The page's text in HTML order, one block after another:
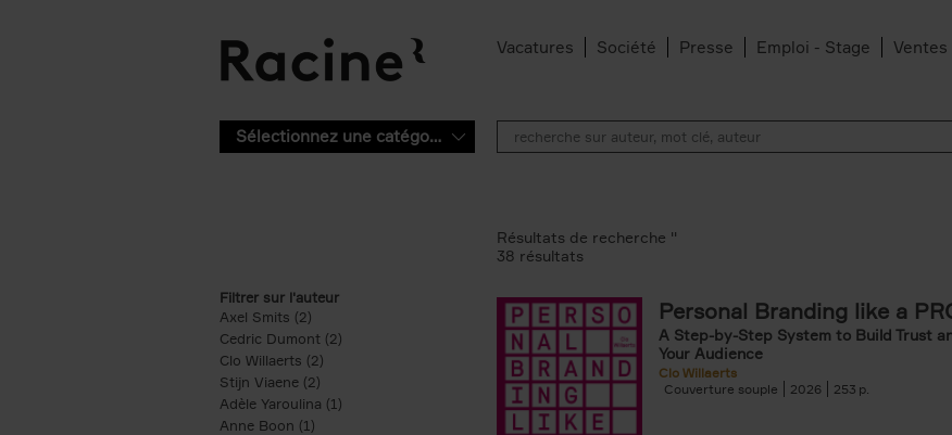
Vacatures Société Presse Emploi - Stage Ventes
Sélectionnez une catégorie
Filtrer sur l'auteur
Axel Smits (2)
Cedric Dumont (2) Apply Cedric Dumont filter
Clo Willaerts (2)
Stijn Viaene (2)
Adèle Yaroulina (1) Apply Adèle Yaroulina filter
Anne Boon (1)
Résultats de recherche ''
38 résultats
Personal Branding like a
A Step-by-Step System to Build Trust
Your Audience
Clo Willaerts
Couverture souple
2026 253